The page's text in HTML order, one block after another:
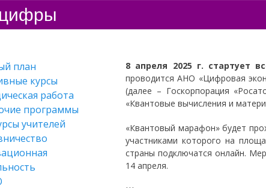
план
курсы
работа
программы
учителей
8 апреля 2025 г. стартует
проводится АНО «Цифровая
(далее – Госкорпорация
«Квантовые вычисления и
«Квантовый марафон» будет
участниками которого на
страны подключатся онлайн.
14 апреля.